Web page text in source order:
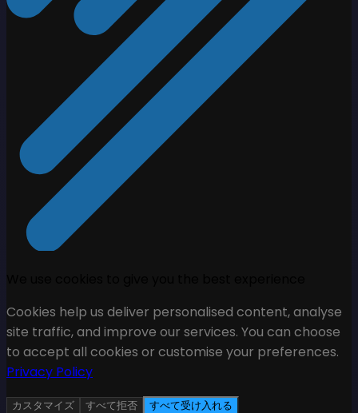
Cookies help us deliver personalised content, analyse
site traffic, and improve our services. You can choose
to accept all cookies or customise your preferences.
Privacy Policy
カスタマイズ すべて拒否 すべて受け入れる